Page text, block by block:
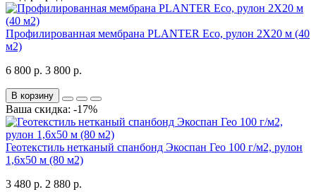
Профилированная мембрана PLANTER Eco, рулон 2Х20 м (40
м2)
6 800 р. 3 800 р.
В корзину
Ваша скидка: -17%
Геотекстиль нетканый спанбонд Экоспан Гео 100 г/м2, рулон
1,6х50 м (80 м2)
3 480 р. 2 880 р.